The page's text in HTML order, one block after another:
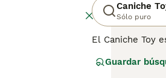
Caniche
Sólo puro
El Caniche Toy
Mediano y el
Guardar